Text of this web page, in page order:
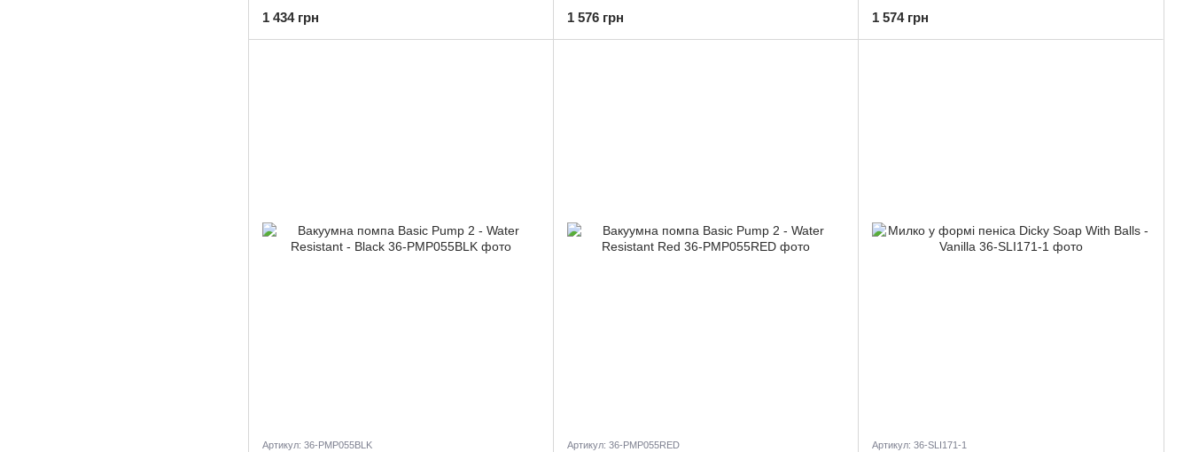
1 434 грн
1 576 грн
1 574 грн
Артикул: 36-PMP055BLK Артикул: 36-PMP055RED Артикул: 36-SLI171-1